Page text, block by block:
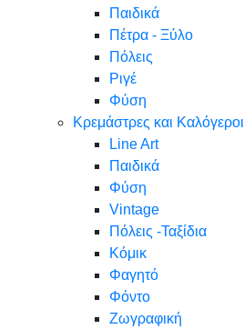
Παιδικά
Πέτρα - Ξύλο
Πόλεις
Ριγέ
Φύση
Κρεμάστρες και Καλόγεροι
Line Art
Παιδικά
Φύση
Vintage
Πόλεις -Ταξίδια
Κόμικ
Φαγητό
Φόντο
Ζωγραφική